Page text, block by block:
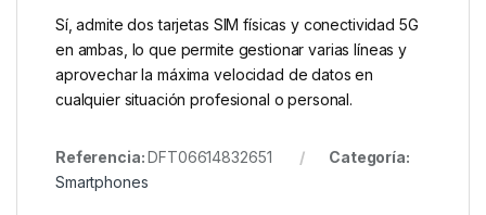
Sí, admite dos tarjetas SIM físicas y conectividad 5G
en ambas, lo que permite gestionar varias líneas y
aprovechar la máxima velocidad de datos en
cualquier situación profesional o personal.
Referencia:DFT06614832651
Categoría:
Smartphones